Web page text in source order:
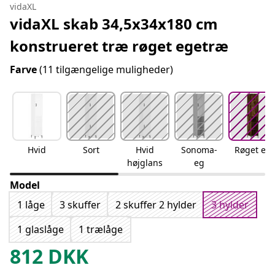
vidaXL
vidaXL skab 34,5x34x180 cm
konstrueret træ røget egetræ
Farve(11 tilgængelige muligheder)
Hvid Sort
Hvid
højglans
Sonoma-
eg
Røget eg
Model
1 låge
3 skuffer 2 skuffer 2 hylder
3 hylder
1 glaslåge
1 trælåge
812 DKK